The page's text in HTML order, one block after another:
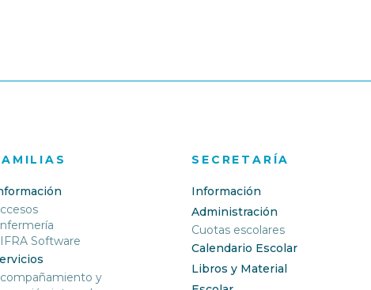
Software
y
SECRETARÍA
Información
Administración
Cuotas escolares
Calendario Escolar
Libros y Material